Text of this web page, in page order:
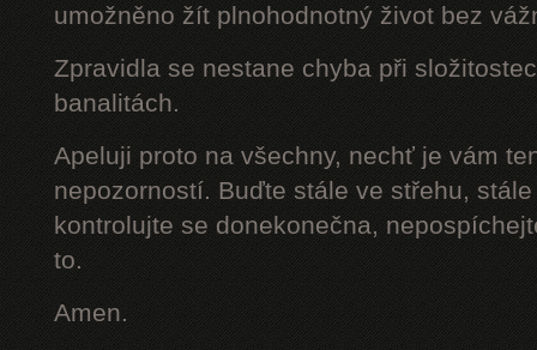
umožněno žít plnohodnotný život bez
Zpravidla se nestane chyba při
banalitách.
Apeluji proto na všechny, nechť je vám
nepozorností. Buďte stále ve střehu,
kontrolujte se donekonečna,
to.
Amen.